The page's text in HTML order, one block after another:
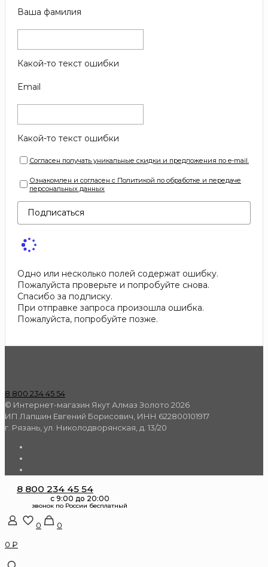
Ваша фамилия
Какой-то текст ошибки
Email
Какой-то текст ошибки
Согласен получать уникальные скидки и предложения по e-mail.
Ознакомлен и согласен с Политикой по обработке и передаче
персональных данных
Подписаться
Одно или несколько полей содержат ошибку.
Пожалуйста проверьте и попробуйте снова.
Спасибо за подписку.
При отправке запроса произошла ошибка.
Пожалуйста, попробуйте позже.
8 800 234 45 54
© Интернет-магазин Якут Алмаз Золото 2026
ИП Лапшин Евгений Борисович, ИНН 622800101917
г. Рязань, ул. Николодворянская, д. 13/20
8 800 234 45 54
0
0
0 ₽